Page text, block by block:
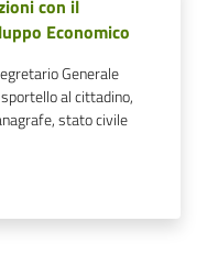
con il
Economico
Generale
al cittadino,
stato civile